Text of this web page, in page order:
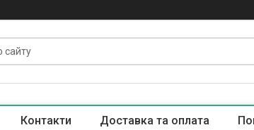
Контакти Доставка та оплата